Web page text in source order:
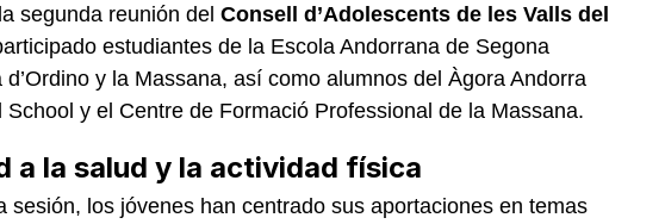
segunda reunión del Consell d’Adolescents de les Valls del
estudiantes de la Escola Andorrana de Segona
d’Ordino y la Massana, así como alumnos del Àgora Andorra
School y el Centre de Formació Professional de la Massana.
a la salud y la actividad física
sesión, los jóvenes han centrado sus aportaciones en temas